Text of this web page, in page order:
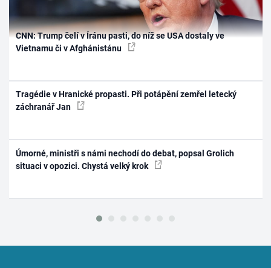
CNN: Trump čelí v Íránu pasti, do níž se USA dostaly ve
Vietnamu či v Afghánistánu
Tragédie v Hranické propasti. Při potápění zemřel letecký
záchranář Jan
Úmorné, ministři s námi nechodí do debat, popsal Grolich
situaci v opozici. Chystá velký krok